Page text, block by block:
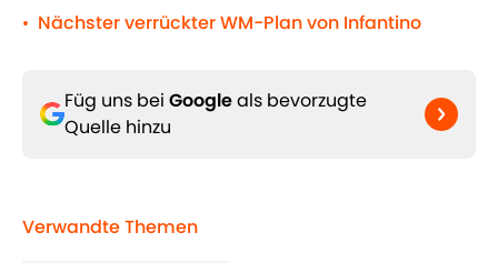
• Nächster verrückter WM-Plan von Infantino
Füg uns bei Googleals bevorzugte
Quelle hinzu
Verwandte Themen